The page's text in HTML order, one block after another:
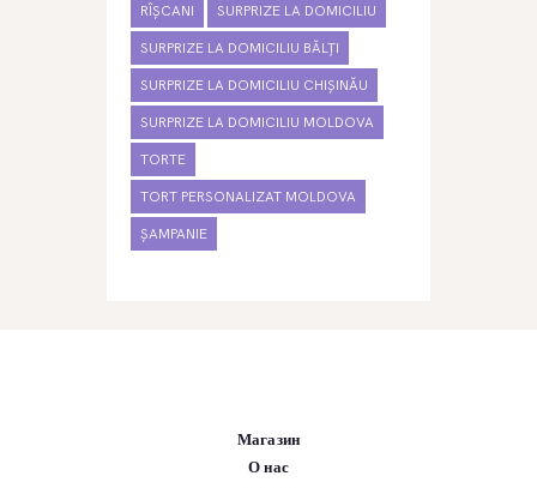
RÎȘCANI SURPRIZE LA DOMICILIU
SURPRIZE LA DOMICILIU BĂLȚI
SURPRIZE LA DOMICILIU CHIȘINĂU
SURPRIZE LA DOMICILIU MOLDOVA
TORTE
TORT PERSONALIZAT MOLDOVA
ȘAMPANIE
Магазин
О нас